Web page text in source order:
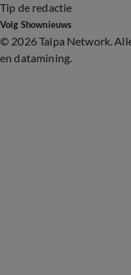
Tip de redactie
Volg Shownieuws
© 2026 Talpa Network.
en datamining.